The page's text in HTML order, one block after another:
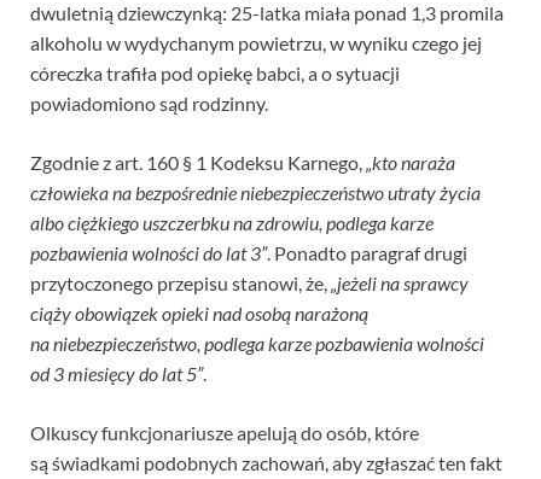
dwuletnią dziewczynką: 25-latka miała ponad 1,3 promila
alkoholu w wydychanym powietrzu, w wyniku czego jej
córeczka trafiła pod opiekę babci, a o sytuacji
powiadomiono sąd rodzinny.
Zgodnie z art. 160 § 1 Kodeksu Karnego,„kto naraża
człowieka na bezpośrednie niebezpieczeństwo utraty życia
albo ciężkiego uszczerbku na zdrowiu, podlega karze
pozbawienia wolności do lat 3”. Ponadto paragraf drugi
przytoczonego przepisu stanowi, że,„jeżeli na sprawcy
ciąży obowiązek opieki nad osobą narażoną
na niebezpieczeństwo, podlega karze pozbawienia wolności
od 3 miesięcy do lat 5”.
Olkuscy funkcjonariusze apelują do osób, które
są świadkami podobnych zachowań, aby zgłaszać ten fakt